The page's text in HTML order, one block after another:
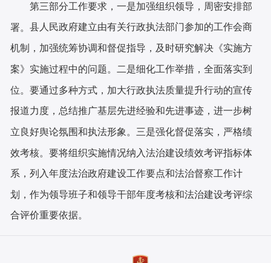
第三部分工作要求，一是加强组织领导，周密安排部
署。县人民政府建立由有关行政执法部门参加的工作会商
机制，加强统筹协调和督促指导，及时研究解决《实施方
案》实施过程中的问题。 二是细化工作举措，全面落实到
位。要通过多种方式，加大行政执法质量提升行动的宣传
报道力度，总结推广基层先进经验和先进事迹，进一步树
立良好舆论氛围和执法形象。 三是强化督促落实，严格绩
效考核。要将组织实施情况纳入法治建设绩效考评指标体
系，列入年度法治政府建设工作要点和法治督察工作计
划，作为领导班子和领导干部年度考核和法治建设考评综
合评价重要依据。